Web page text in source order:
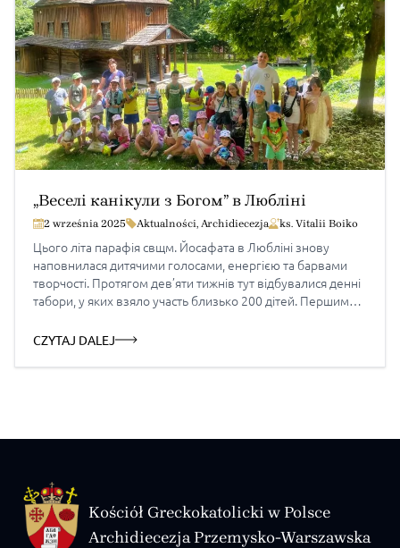
„Веселі канікули з Богом” в Любліні
2 września 2025 Aktualności, Archidiecezja ks. Vitalii Boiko
Цього літа парафія свщм. Йосафата в Любліні знову
наповнилася дитячими голосами, енергією та барвами
творчості. Протягом дев’яти тижнів тут відбувалися денні
табори, у яких взяло участь близько 200 дітей. Першими
DramaWeek, де діти 10-13 років пробували себе на сцені,
відкривали силу колективної гри. Наступний […]
CZYTAJ DALEJ
Kościół Greckokatolicki w Polsce
Archidiecezja Przemysko-Warszawska